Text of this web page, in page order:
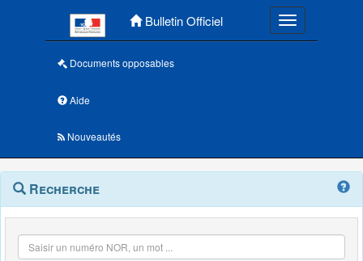
Bulletin Officiel Toggle
Documents opposables
Aide
Nouveautés
Navigation
outils
Menu
contextuel
Recherche